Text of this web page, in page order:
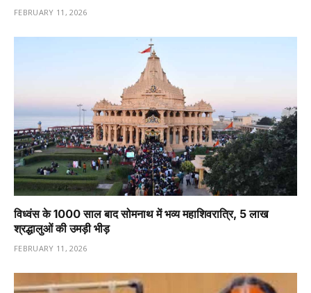
FEBRUARY 11, 2026
विध्वंस के 1000 साल बाद सोमनाथ में भव्य महाशिवरात्रि, 5 लाख
श्रद्धालुओं की उमड़ी भीड़
FEBRUARY 11, 2026